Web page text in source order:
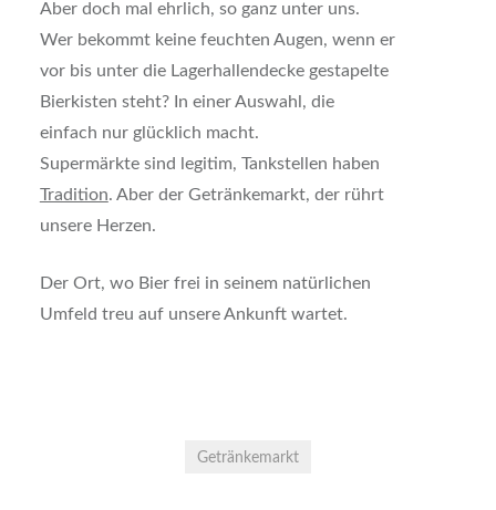
Aber doch mal ehrlich, so ganz unter uns.
Wer bekommt keine feuchten Augen, wenn er
vor bis unter die Lagerhallendecke gestapelte
Bierkisten steht? In einer Auswahl, die
einfach nur glücklich macht.
Supermärkte sind legitim, Tankstellen haben
Tradition. Aber der Getränkemarkt, der rührt
unsere Herzen.
Der Ort, wo Bier frei in seinem natürlichen
Umfeld treu auf unsere Ankunft wartet.
Getränkemarkt